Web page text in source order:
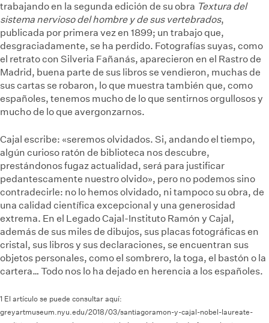
trabajando en la segunda edición de su obra Textura del
sistema nervioso del hombre y de sus vertebrados,
publicada por primera vez en 1899; un trabajo que,
desgraciadamente, se ha perdido. Fotografías suyas, como
el retrato con Silveria Fañanás, aparecieron en el Rastro de
Madrid, buena parte de sus libros se vendieron, muchas de
sus cartas se robaron, lo que muestra también que, como
españoles, tenemos mucho de lo que sentirnos orgullosos y
mucho de lo que avergonzarnos.
Cajal escribe: «seremos olvidados. Si, andando el tiempo,
algún curioso ratón de biblioteca nos descubre,
prestándonos fugaz actualidad, será para justificar
pedantescamente nuestro olvido», pero no podemos sino
contradecirle: no lo hemos olvidado, ni tampoco su obra, de
una calidad científica excepcional y una generosidad
extrema. En el Legado Cajal-Instituto Ramón y Cajal,
además de sus miles de dibujos, sus placas fotográficas en
cristal, sus libros y sus declaraciones, se encuentran sus
objetos personales, como el sombrero, la toga, el bastón o la
cartera… Todo nos lo ha dejado en herencia a los españoles.
1 El artículo se puede consultar aquí:
greyartmuseum.nyu.edu/2018/03/santiagoramon-y-cajal-nobel-laureate-